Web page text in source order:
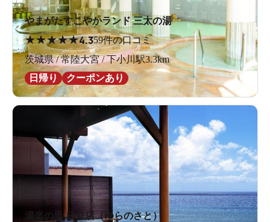
やまがたすこやかランド 三太の湯
★★★★★4.359件の口コミ
茨城県 / 常陸大宮 / 下小川駅3.3km
日帰り
クーポンあり
湯楽の里 日立店（ゆらのさと）